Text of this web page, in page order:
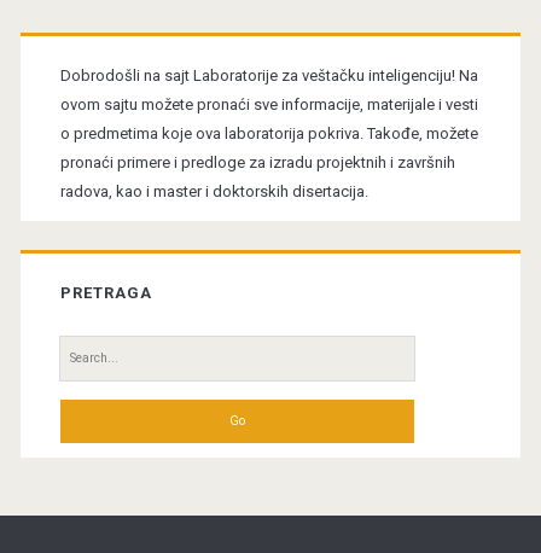
Primary
Sidebar
Dobrodošli na sajt Laboratorije za veštačku inteligenciju! Na
ovom sajtu možete pronaći sve informacije, materijale i vesti
o predmetima koje ova laboratorija pokriva. Takođe, možete
pronaći primere i predloge za izradu projektnih i završnih
radova, kao i master i doktorskih disertacija.
PRETRAGA
Search
for: